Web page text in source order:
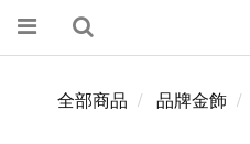
全部商品 品牌金飾